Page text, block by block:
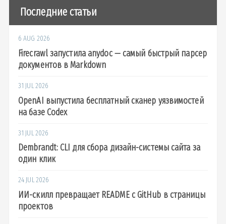
Последние статьи
6 AUG 2026
Firecrawl запустила anydoc — самый быстрый парсер
документов в Markdown
31 JUL 2026
OpenAI выпустила бесплатный сканер уязвимостей
на базе Codex
31 JUL 2026
Dembrandt: CLI для сбора дизайн-системы сайта за
один клик
24 JUL 2026
ИИ-скилл превращает README с GitHub в страницы
проектов